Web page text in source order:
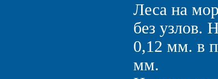
Леса на
без узлов.
0,12 мм. в
мм.